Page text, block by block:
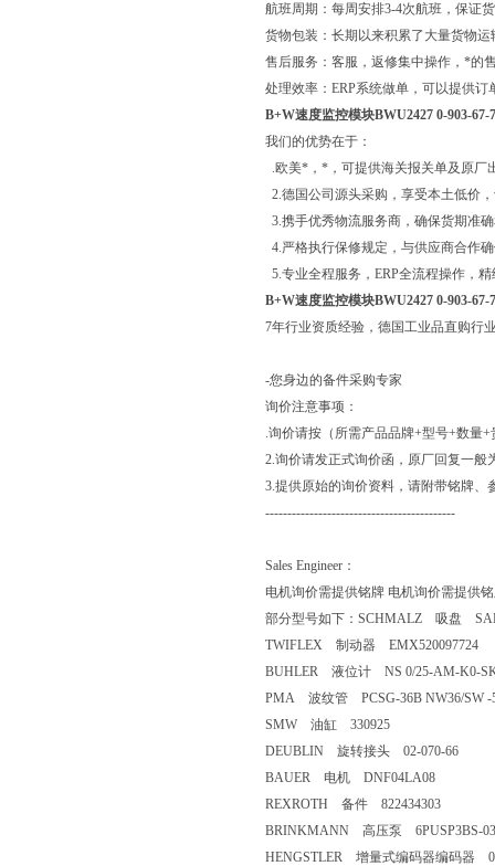
航班周期：每周安排3-4次航班，保证
货物包装：长期以来积累了大量货物
售后服务：客服，返修集中操作，*的
处理效率：ERP系统做单，可以提供订
B+W速度监控模块BWU2427 0-903-67-
我们的优势在于：
.欧美*，*，可提供海关报关单及原厂
2.德国公司源头采购，享受本土低价
3.携手优秀物流服务商，确保货期准
4.严格执行保修规定，与供应商合作
5.专业全程服务，ERP全流程操作，
B+W速度监控模块BWU2427 0-903-67-
7年行业资质经验，德国工业品直购行
-您身边的备件采购专家
询价注意事项：
.询价请按（所需产品品牌+型号+数量
2.询价请发正式询价函，原厂回复一般
3.提供原始的询价资料，请附带铭牌、
-------------------------------------------
Sales Engineer：
电机询价需提供铭牌 电机询价需提供
部分型号如下：SCHMALZ 吸盘
TWIFLEX 制动器 EMX520097724
BUHLER 液位计 NS 0/25-AM-K0-
PMA 波纹管 PCSG-36B NW36/
SMW 油缸 330925
DEUBLIN 旋转接头 02-070-66
BAUER 电机 DNF04LA08
REXROTH 备件 822434303
BRINKMANN 高压泵 6PUSP3BS-
HENGSTLER 增量式编码器编码器